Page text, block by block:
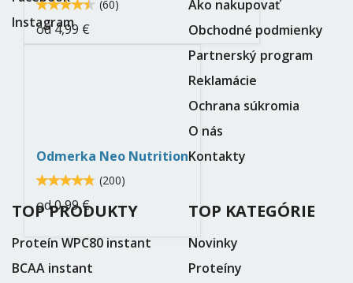
4.4666654.5
(60)
od 4,99 €
Odmerka Neo Nutrition
4.83 4.8
(200)
od0,99 €
Instagram
Ako nakupovať
Obchodné podmienky
Partnerský program
Reklamácie
Ochrana súkromia
O nás
Kontakty
TOP PRODUKTY
Proteín WPC80 instant
BCAA instant
TOP KATEGÓRIE
Novinky
Proteíny